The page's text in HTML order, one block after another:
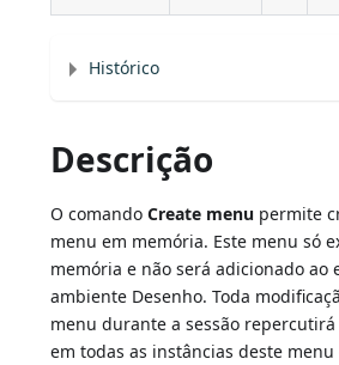
Histórico
Descrição
O comandoCreate menu permite
menu em memória. Este menu só
memória e não será adicionado ao
ambiente Desenho. Toda
menu durante a sessão
em todas as instâncias deste menu